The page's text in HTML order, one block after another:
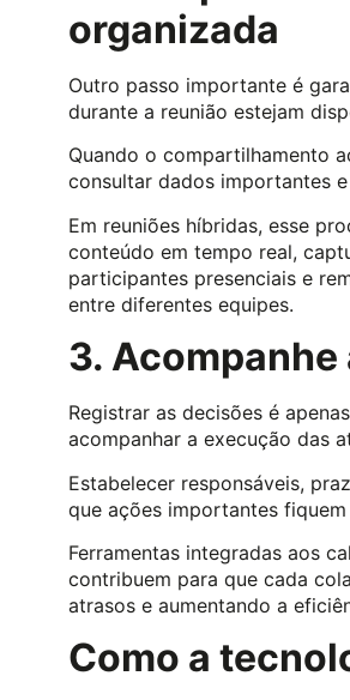
organizada
Outro passo importante é
durante a reunião estejam
Quando o compartilhamento
consultar dados importantes
Em reuniões híbridas, esse
conteúdo em tempo real,
participantes presenciais e
entre diferentes equipes.
3.
Registrar as decisões é
acompanhar a execução das
Estabelecer responsáveis,
que ações importantes
Ferramentas integradas aos
contribuem para que cada
atrasos e aumentando a
Como a